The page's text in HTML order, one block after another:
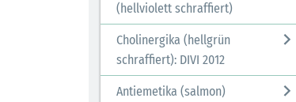
(hellviolett schraffiert)
Cholinergika (hellgrün
schraffiert): DIVI 2012
Antiemetika (salmon)